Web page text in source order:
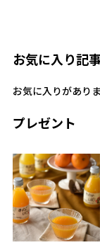
お気に入り記
お気に入りがありま
プレゼント